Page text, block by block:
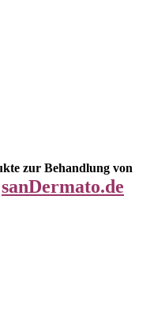
zur Behandlung von
sanDermato.de